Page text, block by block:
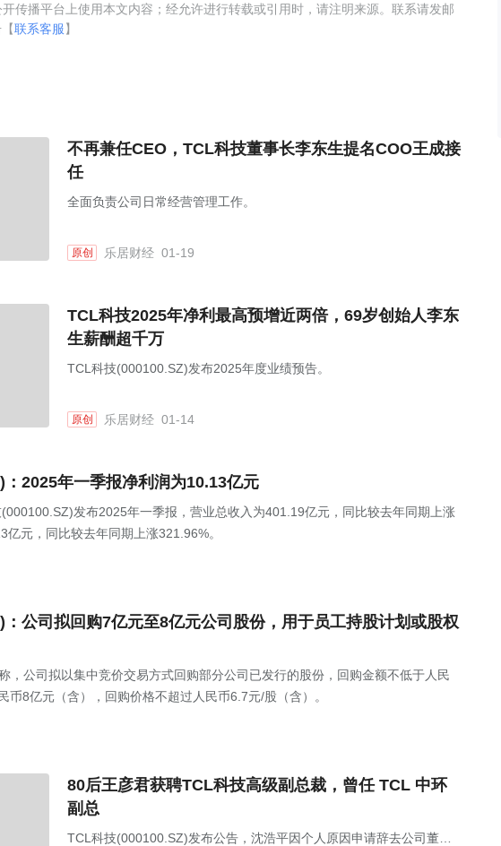
传播平台上使用本文内容；经允许进行转载或引用时，请注明来源。联系请发邮
联系客服】
不再兼任CEO，TCL科技董事长李东生提名COO王成接
任
全面负责公司日常经营管理工作。
原创 乐居财经 01-19
TCL科技2025年净利最高预增近两倍，69岁创始人李东
生薪酬超千万
TCL科技(000100.SZ)发布2025年度业绩预告。
原创 乐居财经 01-14
2025年一季报净利润为10.13亿元
发布2025年一季报，营业总收入为401.19亿元，同比较去年同期上涨
元，同比较去年同期上涨321.96%。
公司拟回购7亿元至8亿元公司股份，用于员工持股计划或股权
，公司拟以集中竞价交易方式回购部分公司已发行的股份，回购金额不低于人民
币8亿元（含），回购价格不超过人民币6.7元/股（含）。
80后王彦君获聘TCL科技高级副总裁，曾任 TCL 中环
副总
TCL科技(000100.SZ)发布公告，沈浩平因个人原因申请辞去公司董